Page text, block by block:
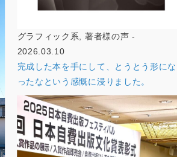
グラフィック系, 著者様の声 -
2026.03.10
完成した本を手にして、とうとう形にな
ったなという感慨に浸りました。